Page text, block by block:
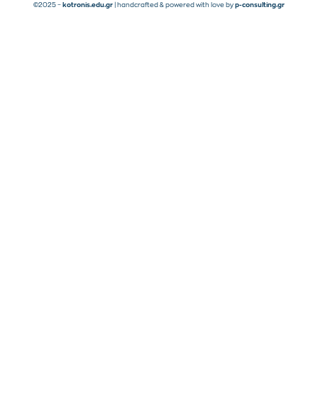
©2025 – kotronis.edu.gr | handcrafted & powered with love by p-consulting.gr